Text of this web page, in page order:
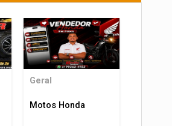
Geral
Motos Honda